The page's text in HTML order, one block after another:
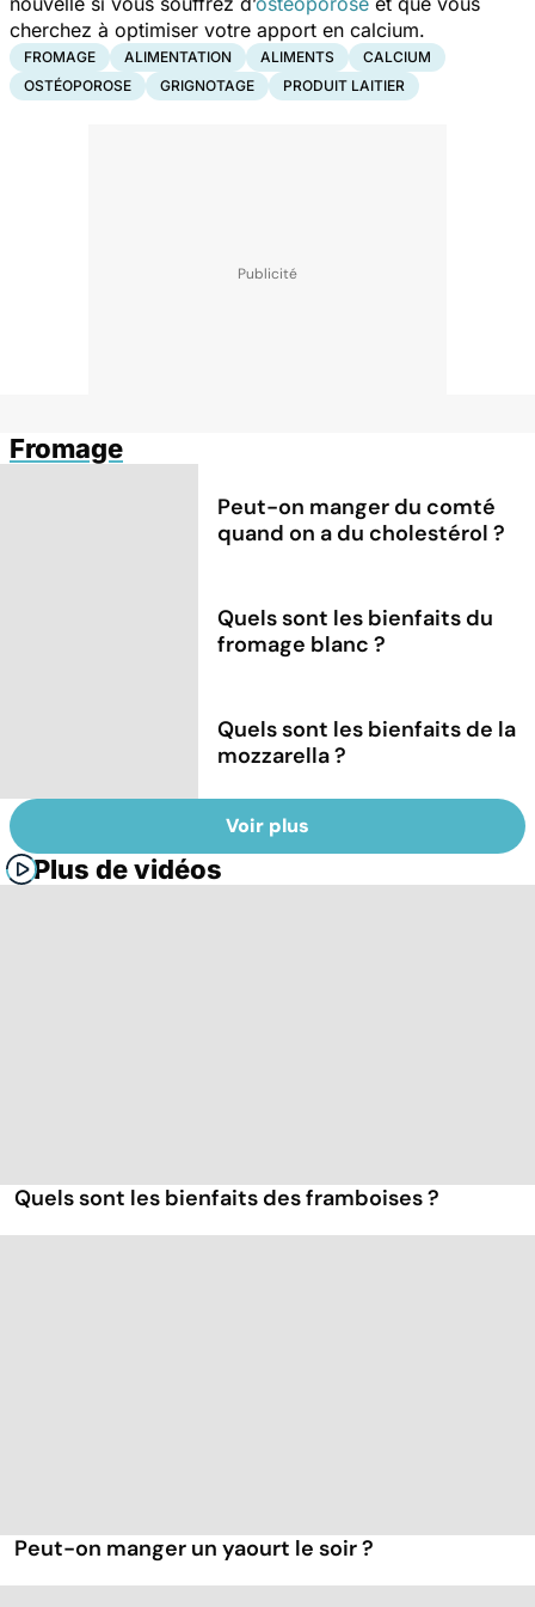
cherchez à optimiser votre apport en calcium.
FROMAGE ALIMENTATION ALIMENTS
CALCIUM
OSTÉOPOROSE
GRIGNOTAGE PRODUIT LAITIER
Fromage
Peut-on manger du comté
quand on a du cholestérol ?
Quels sont les bienfaits du
fromage blanc ?
Quels sont les bienfaits de la
mozzarella ?
Voir plus
Plus de vidéos
Quels sont les bienfaits des framboises ?
Peut-on manger un yaourt le soir ?